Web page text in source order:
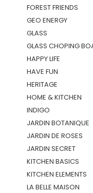
FOREST FRIENDS
GEO ENERGY
GLASS
GLASS CHOPING
HAPPY LIFE
HAVE FUN
HERITAGE
HOME & KITCHEN
INDIGO
JARDIN BOTANIQUE
JARDIN DE ROSES
JARDIN SECRET
KITCHEN BASICS
KITCHEN ELEMENTS
LA BELLE MAISON